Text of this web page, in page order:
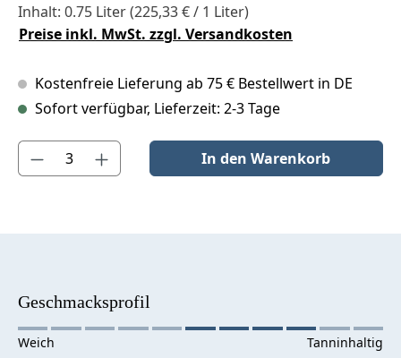
Inhalt: 0.75 Liter(225,33 € / 1 Liter)
Preise inkl. MwSt. zzgl. Versandkosten
Kostenfreie Lieferung ab 75 € Bestellwert in DE
Sofort verfügbar, Lieferzeit: 2-3 Tage
Produkt Anzahl: Gib den gewünschten Wert ein oder benutze
In den Warenkorb
Geschmacksprofil